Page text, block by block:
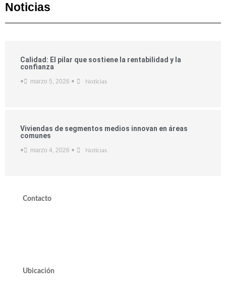
Noticias
Calidad: El pilar que sostiene la rentabilidad y la
confianza
• marzo 5, 2026 • Noticias
Viviendas de segmentos medios innovan en áreas
comunes
• marzo 4, 2026 • Noticias
Contacto
Ubicación